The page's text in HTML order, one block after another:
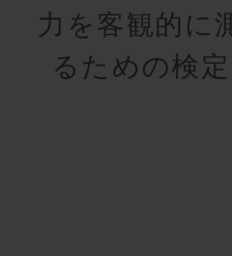
力を客観的に
るための検定